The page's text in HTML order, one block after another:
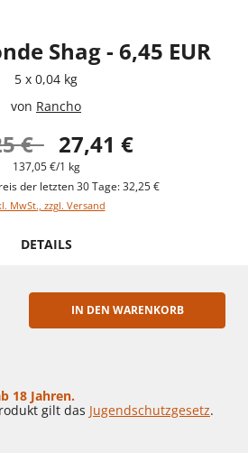
Shag - 6,45 EUR
5 x 0,04 kg
von Rancho
€ 27,41 €
137,05 €/1 kg
der letzten 30 Tage: 32,25 €
MwSt., zzgl. Versand
DETAILS
IN DEN WARENKORB
18 Jahren.
gilt das Jugendschutzgesetz.